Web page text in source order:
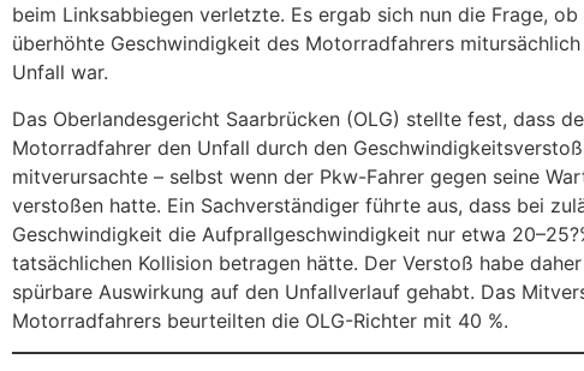
beim Linksabbiegen verletzte. Es ergab sich nun die Frage, ob
überhöhte Geschwindigkeit des Motorradfahrers
Unfall war.
Das Oberlandesgericht Saarbrücken (OLG) stellte fest, dass
Motorradfahrer den Unfall durch den
mitverursachte – selbst wenn der Pkw-Fahrer gegen seine
verstoßen hatte. Ein Sachverständiger führte aus, dass bei
Geschwindigkeit die Aufprallgeschwindigkeit nur etwa
tatsächlichen Kollision betragen hätte. Der Verstoß habe
spürbare Auswirkung auf den Unfallverlauf gehabt. Das
Motorradfahrers beurteilten die OLG-Richter mit 40 %.